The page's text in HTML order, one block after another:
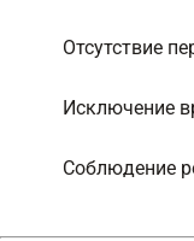
Отсутствие
Исключение
Соблюдение